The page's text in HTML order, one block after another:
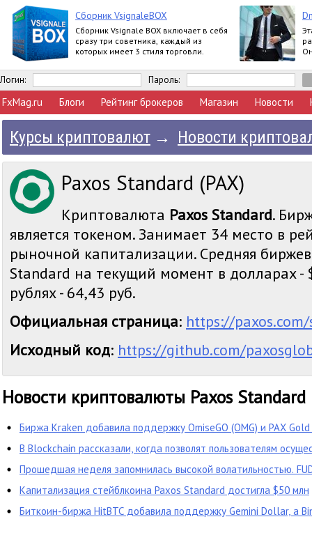
Сборник VsignaleBOX
Сборник Vsignale BOX включает в себя
сразу три советника, каждый из
которых имеет 3 стиля торговли.
Логин: Пароль:
FxMag.ru Блоги Рейтинг брокеров Магазин Новости
Курсы криптовалют → Новости
Paxos Standard (PAX)
Криптовалюта Paxos Standard.
является токеном. Занимает 34 место в
рыночной капитализации. Средняя
Standard на текущий момент в долларах -
рублях - 64,43 руб.
Официальная страница: https://
Исходный код: https://github.com/
Новости криптовалюты Paxos Standard
Биржа Kraken добавила поддержку OmiseGO (OMG) и PAX Gold
В Blockchain рассказали, когда позволят пользователям
Прошедшая неделя запомнилась высокой волатильностью.
отличные возможности для заработка на разнице между
«умный» коммерциал практически полностью вышел из рынка.
Капитализация стейблкоина Paxos Standard достигла $50 млн
Биткоин-биржа HitBTC добавила поддержку Gemini Dollar, а